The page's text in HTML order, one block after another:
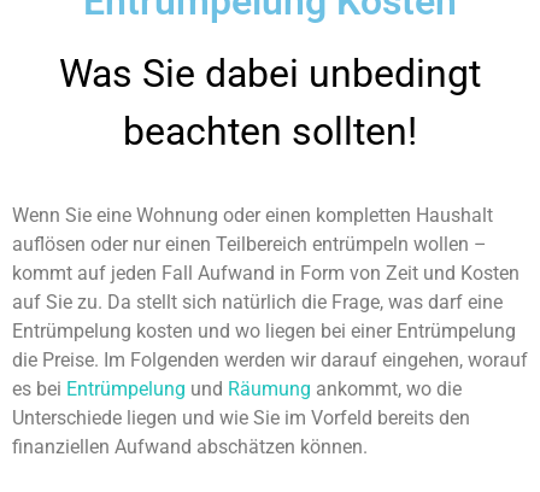
Was Sie dabei unbedingt
beachten sollten!
Wenn Sie eine Wohnung oder einen kompletten Haushalt
auflösen oder nur einen Teilbereich entrümpeln wollen –
kommt auf jeden Fall Aufwand in Form von Zeit und Kosten
auf Sie zu. Da stellt sich natürlich die Frage, was darf eine
Entrümpelung kosten und wo liegen bei einer Entrümpelung
die Preise. Im Folgenden werden wir darauf eingehen, worauf
es bei Entrümpelung und Räumung ankommt, wo die
Unterschiede liegen und wie Sie im Vorfeld bereits den
finanziellen Aufwand abschätzen können.